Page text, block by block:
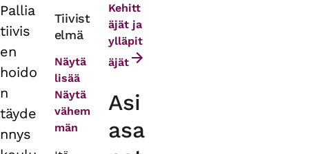
Primary
tabs
Pallia
tiivis
en
hoido
n
täyde
nnys
Tiivist
elmä
Näytä
lisää
Näytä
vähem
män
Kehitt
äjät ja
ylläpit
äjät
Asi
asa